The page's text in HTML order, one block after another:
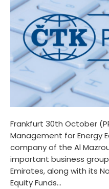
Frankfurt 30th October
Management for Energy
company of the Al
important business
Emirates, along with its
Equity Funds...